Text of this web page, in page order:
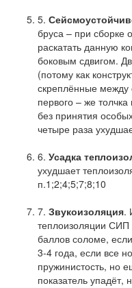
5.
бруса – при сборке
раскатать данную
боковым сдвигом.
(потому как
скреплённые между
первого – же
без принятия
четыре раза
6. Усадка
ухудшает
п.1;2;4;5;7;8;10
7. Звукоизоляция.
теплоизоляции СИП
баллов соломе,
3-4 года, если все
пружинистость, но
показатель упадёт,